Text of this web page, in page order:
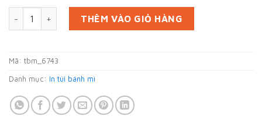
In 1000 túi bánh mì ở Hậu Giang (mã tbm_6743) giấy thực
THÊM VÀO GIỎ HÀNG
Mã: tbm_6743
Danh mục: In túi bánh mì